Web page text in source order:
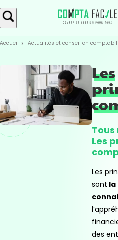
Skip
to
Aller au
contenu
Accueil Actualités et conseil en
Les
Tous
Les
Les
sont la
des